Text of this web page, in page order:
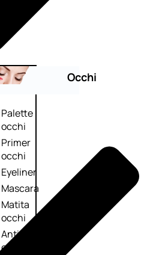
Occhi
Palette
occhi
Primer
occhi
Eyeliner
Mascara
Matita
occhi
Antiocchiaie
e correttori